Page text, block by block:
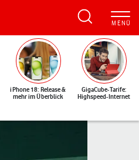
iPhone 18: Release &
mehr im Überblick
GigaCube-Tarife:
Highspeed-Internet